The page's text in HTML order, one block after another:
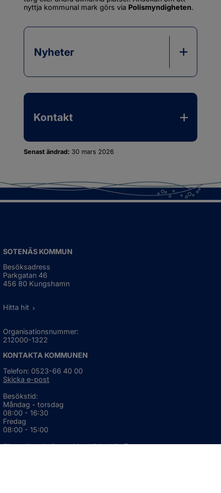
nyttja kommunal mark görs via Polismyndigheten.
Nyheter
Kontakt
Senast ändrad: 30 mars 2026
SOTENÄS KOMMUN
Besöksadress
Parkgatan 46
456 80 Kungshamn
Hitta hit
Organisationsnummer:
212000-1322
KONTAKTA KOMMUNEN
Telefon: 0523-66 40 00
Skicka e-post
Besökstid:
Måndag - torsdag
08:00 - 16:30
Fredag
08:00 - 15:00
För avvikande öppettider, klicka här
Öppnas i nytt fönster.